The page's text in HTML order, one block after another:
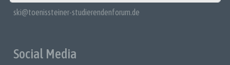
ski@toenissteiner-studierendenforum.de
Social Media
Reihe personenbezogener Daten wie das Erheben, das
Erfassen, die Organisation, das Ordnen, die Speicherung, die
oder eine andere Form der Bereitstellung, den Abgleich oder
die Verknüpfung sowie das Einschränken, Löschen oder